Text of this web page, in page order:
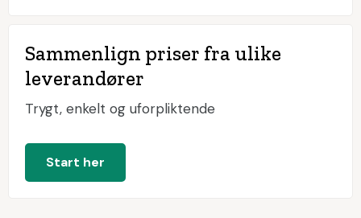
Sammenlign priser fra ulike
leverandører
Trygt, enkelt og uforpliktende
Start her